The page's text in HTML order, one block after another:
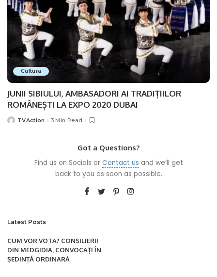
Cultura
JUNII SIBIULUI, AMBASADORI AI TRADIȚIILOR
ROMÂNEȘTI LA EXPO 2020 DUBAI
PostedTVAction 3 Min Read
Got a Questions?
Find us on Socials or Contact us and we’ll get
back to you as soon as possible.
Latest Posts
CUM VOR VOTA? CONSILIERII
DIN MEDGIDIA, CONVOCAȚI ÎN
ȘEDINȚĂ ORDINARĂ